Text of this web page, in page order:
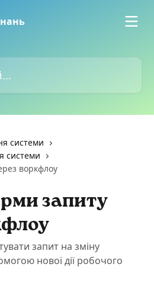
системи
системи
воркфлоу
запиту
запит на зміну
нової дії робочого